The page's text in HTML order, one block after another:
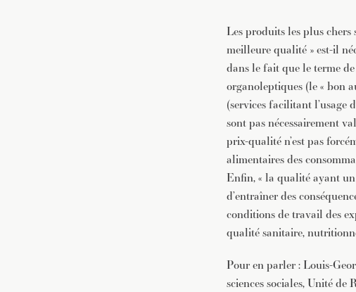
Les produits les plus
meilleure qualité » est-il
dans le fait que le terme
organoleptiques (le « bon
(services facilitant l’usage
sont pas nécessairement
prix-qualité n’est pas
alimentaires des
Enfin, « la qualité ayant
d’entraîner des
conditions de travail des
qualité sanitaire,
Pour en parler : Louis-
sciences sociales, Unité